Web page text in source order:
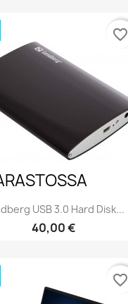
USB 3.0 Hard Disk...
Hinta
40,00 €
favorite_border
favorite_border